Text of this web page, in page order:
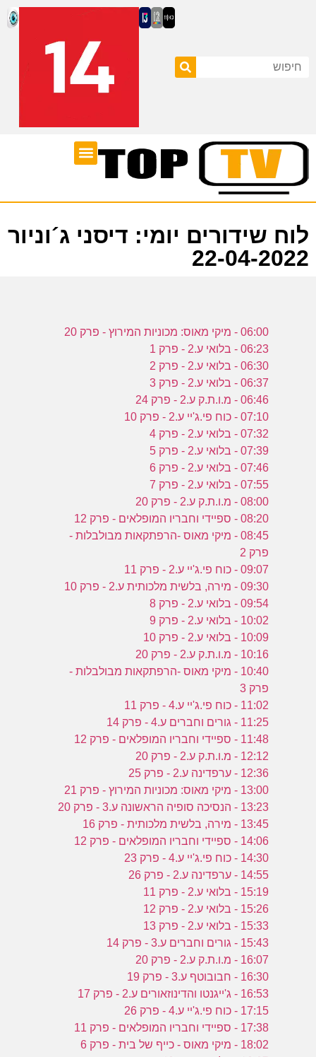
לוח שידורים יומי: דיסני ג´וניור
22-04-2022
06:00 - מיקי מאוס: מכוניות המירוץ - פרק 20
06:23 - בלואי ע.2 - פרק 1
06:30 - בלואי ע.2 - פרק 2
06:37 - בלואי ע.2 - פרק 3
06:46 - מ.ו.ת.ק ע.2 - פרק 24
07:10 - כוח פי.ג'יי ע.2 - פרק 10
07:32 - בלואי ע.2 - פרק 4
07:39 - בלואי ע.2 - פרק 5
07:46 - בלואי ע.2 - פרק 6
07:55 - בלואי ע.2 - פרק 7
08:00 - מ.ו.ת.ק ע.2 - פרק 20
08:20 - ספיידי וחבריו המופלאים - פרק 12
08:45 - מיקי מאוס -הרפתקאות מבולבלות -
פרק 2
09:07 - כוח פי.ג'יי ע.2 - פרק 11
09:30 - מירה, בלשית מלכותית ע.2 - פרק 10
09:54 - בלואי ע.2 - פרק 8
10:02 - בלואי ע.2 - פרק 9
10:09 - בלואי ע.2 - פרק 10
10:16 - מ.ו.ת.ק ע.2 - פרק 20
10:40 - מיקי מאוס -הרפתקאות מבולבלות -
פרק 3
11:02 - כוח פי.ג'יי ע.4 - פרק 11
11:25 - גורים וחברים ע.4 - פרק 14
11:48 - ספיידי וחבריו המופלאים - פרק 12
12:12 - מ.ו.ת.ק ע.2 - פרק 20
12:36 - ערפדינה ע.2 - פרק 25
13:00 - מיקי מאוס: מכוניות המירוץ - פרק 21
13:23 - הנסיכה סופיה הראשונה ע.3 - פרק 20
13:45 - מירה, בלשית מלכותית - פרק 16
14:06 - ספיידי וחבריו המופלאים - פרק 12
14:30 - כוח פי.ג'יי ע.4 - פרק 23
14:55 - ערפדינה ע.2 - פרק 26
15:19 - בלואי ע.2 - פרק 11
15:26 - בלואי ע.2 - פרק 12
15:33 - בלואי ע.2 - פרק 13
15:43 - גורים וחברים ע.3 - פרק 14
16:07 - מ.ו.ת.ק ע.2 - פרק 20
16:30 - חבובוטף ע.3 - פרק 19
16:53 - ג'ייגנטו והדינוזאורים ע.2 - פרק 17
17:15 - כוח פי.ג'יי ע.4 - פרק 26
17:38 - ספיידי וחבריו המופלאים - פרק 11
18:02 - מיקי מאוס - כייף של בית - פרק 6